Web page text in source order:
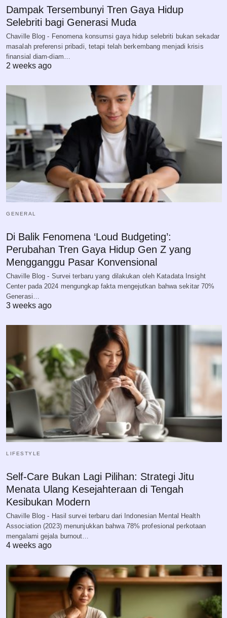
Dampak Tersembunyi Tren Gaya Hidup
Selebriti bagi Generasi Muda
Chaville Blog - Fenomena konsumsi gaya hidup selebriti bukan sekadar
masalah preferensi pribadi, tetapi telah berkembang menjadi krisis
finansial diam-diam…
2 weeks ago
GENERAL
Di Balik Fenomena ‘Loud Budgeting’:
Perubahan Tren Gaya Hidup Gen Z yang
Mengganggu Pasar Konvensional
Chaville Blog - Survei terbaru yang dilakukan oleh Katadata Insight
Center pada 2024 mengungkap fakta mengejutkan bahwa sekitar 70%
Generasi…
3 weeks ago
LIFESTYLE
Self-Care Bukan Lagi Pilihan: Strategi Jitu
Menata Ulang Kesejahteraan di Tengah
Kesibukan Modern
Chaville Blog - Hasil survei terbaru dari Indonesian Mental Health
Association (2023) menunjukkan bahwa 78% profesional perkotaan
mengalami gejala burnout…
4 weeks ago